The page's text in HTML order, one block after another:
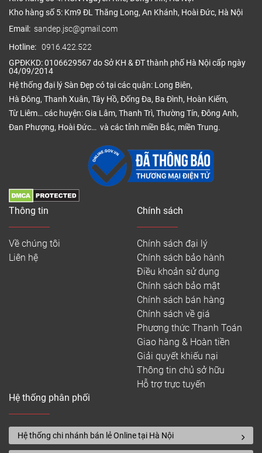
Kho hàng số 5: Km9 ĐL Thăng Long, An Khánh, Hoài Đức, Hà Nội
Email: sandep.jsc@gmail.com
Hotline: 0916.422.522
GPĐKKD: 0106629567 do Sở KH & ĐT thành phố Hà Nội cấp ngày
04/09/2014
Hệ thống đại lý Sàn Đẹp có tại các quận: Long Biên,
Hà Đông, Thanh Xuân, Tây Hồ, Đống Đa, Ba Đình, Hoàn Kiếm,
Từ Liêm… các huyện: Gia Lâm, Thanh Trì, Thường Tín, Đông Anh,
Đan Phượng, Hoài Đức… và các tỉnh miền Bắc, miền Trung.
Thông tin
Về chúng tôi
Liên hệ
Chính sách
Chính sách đại lý
Chính sách bảo hành
Điều khoản sử dụng
Chính sách bảo mật
Chính sách bán hàng
Chính sách về giá
Phương thức Thanh Toán
Giao hàng & Hoàn tiền
Giải quyết khiếu nại
Thông tin chủ sở hữu
Hỗ trợ trực tuyến
Hệ thống phân phối
Hệ thống chi nhánh bán lẻ Online tại Hà Nội